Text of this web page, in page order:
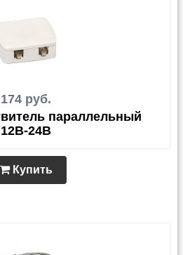
174 руб.
параллельный
12В-24В
Купить